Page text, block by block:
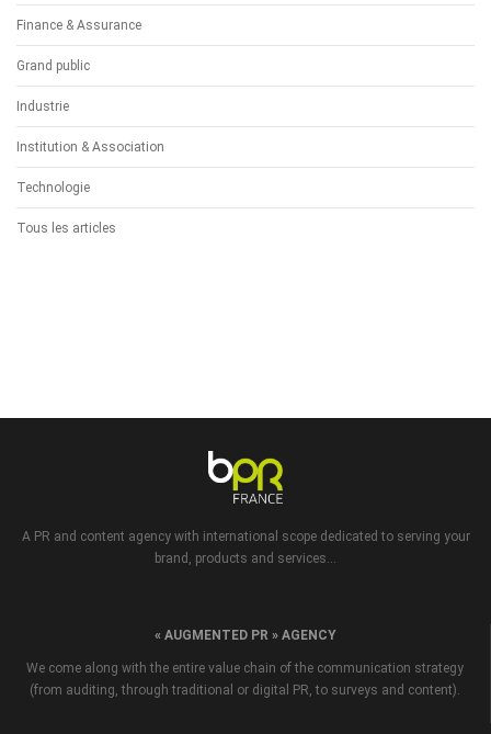
Finance & Assurance
Grand public
Industrie
Institution & Association
Technologie
Tous les articles
A PR and content agency with international scope dedicated to serving your
brand, products and services...
« AUGMENTED PR » AGENCY
We come along with the entire value chain of the communication strategy
(from auditing, through traditional or digital PR, to surveys and content).